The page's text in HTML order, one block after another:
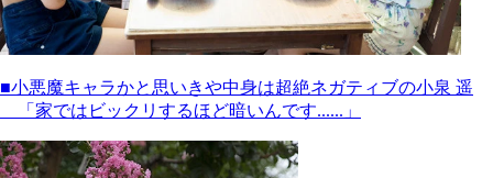
■小悪魔キャラかと思いきや中身は超絶ネガティブの小泉 遥
「家ではビックリするほど暗いんです......」